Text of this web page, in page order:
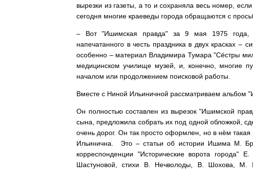
вырезки из газеты, а то и сохраняла весь номер,
сегодня многие краеведы города обращаются с
– Вот "Ишимская правда" за 9 мая 1975 года,
напечатанного в честь праздника в двух красках
особенно – материал Владимира Тумара "Сёстры
медицинском училище музей, и, конечно, многие
началом или продолжением поисковой работы.
Вместе с Ниной Ильиничной рассматриваем альбом
Он полностью составлен из вырезок "Ишимской
сына, предложила собрать их под одной обложкой,
очень дорог. Он так просто оформлен, но в нём
Ильинична. Это – статьи об истории Ишима М.
корреспонденции "Исторические ворота города"
Шастуновой, стихи В. Нечволоды, В. Шохова, М.